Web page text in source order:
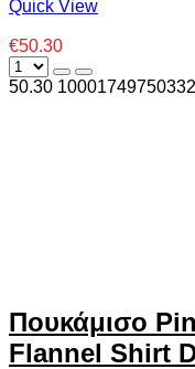
Quick View
€50.30
50.30 10001749750332
Πουκάμισο
Flannel Shirt